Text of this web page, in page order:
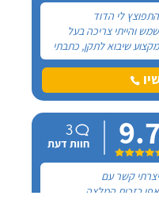
התפוצץ לי הדוד
שמש והייתי צריכה בעל
מקצוע שיבוא לתקן, כתבתי
בגוגל טכנאי דודים ואז
הגעתי לקבוצה של העיר
חיפה בפייסבוק, שם כמה
דודי שמש וחשמל".
3
חוות דעת
יצרתי קשר עם
אפי בזכות המלצה